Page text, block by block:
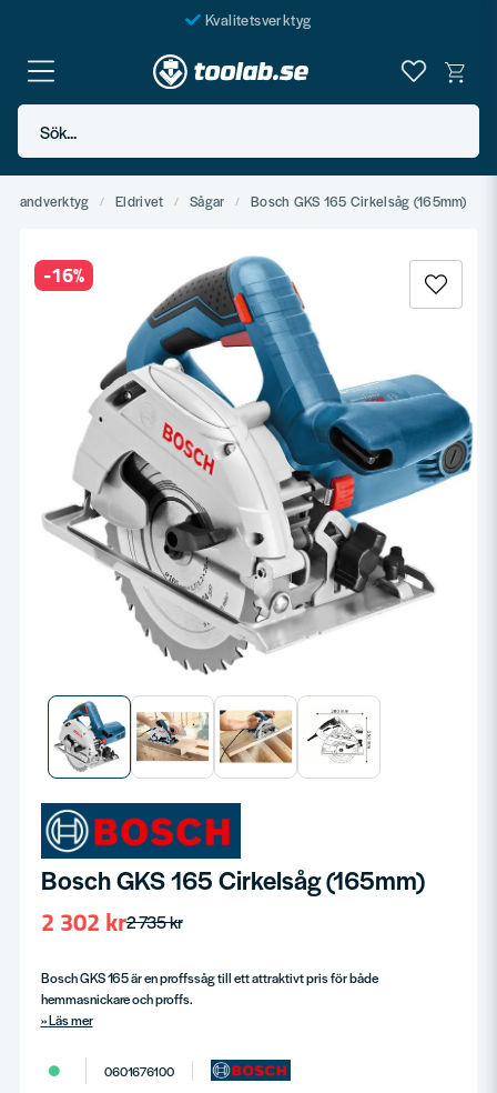
Kvalitetsverktyg
Fraktfritt över 999 SEK*
En järnhandel för alla
Sök...
Handverktyg Eldrivet Sågar Bosch GKS 165 Cirkelsåg (165mm)
-16%
Bosch GKS 165 Cirkelsåg (165mm)
2 735 kr
2 302 kr
Bosch GKS 165 är en proffssåg till ett attraktivt pris för både
hemmasnickare och proffs.
Läs mer
0601676100